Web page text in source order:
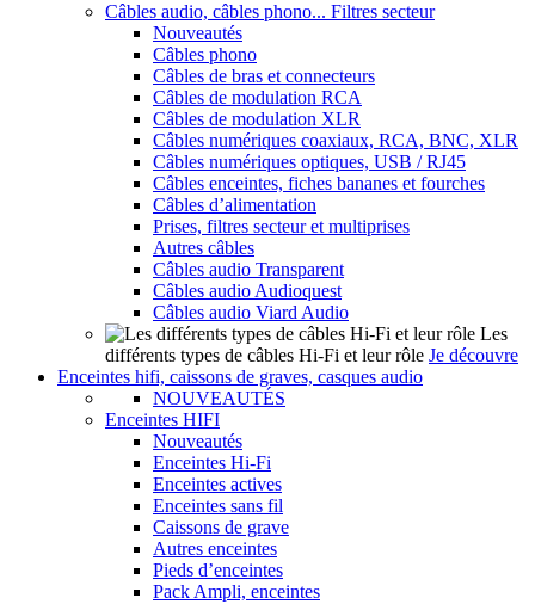
Câbles audio, câbles phono... Filtres secteur
Nouveautés
Câbles phono
Câbles de bras et connecteurs
Câbles de modulation RCA
Câbles de modulation XLR
Câbles numériques coaxiaux, RCA, BNC, XLR
Câbles numériques optiques, USB / RJ45
Câbles enceintes, fiches bananes et fourches
Câbles d’alimentation
Prises, filtres secteur et multiprises
Autres câbles
Câbles audio Transparent
Câbles audio Audioquest
Câbles audio Viard Audio
Les
différents types de câbles Hi-Fi et leur rôle Je découvre
Enceintes hifi, caissons de graves, casques audio
NOUVEAUTÉS
Enceintes HIFI
Nouveautés
Enceintes Hi-Fi
Enceintes actives
Enceintes sans fil
Caissons de grave
Autres enceintes
Pieds d’enceintes
Pack Ampli, enceintes